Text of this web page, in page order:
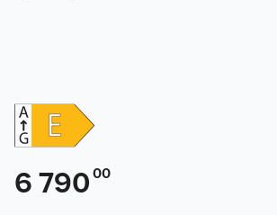
6 790 00